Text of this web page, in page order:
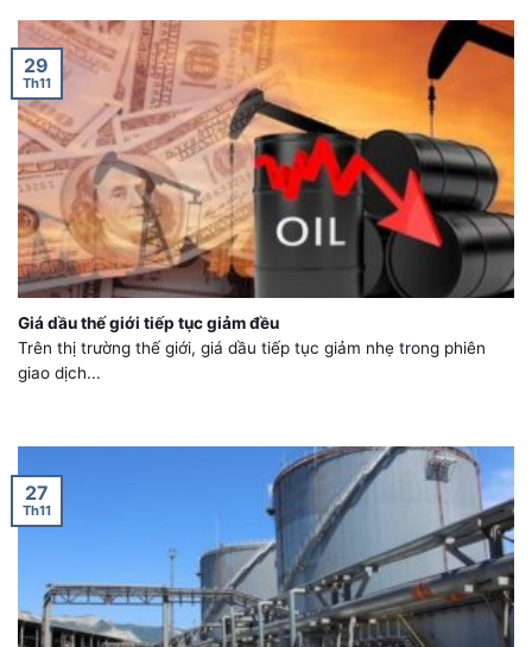
Giá dầu thế giới tiếp tục giảm đều
Trên thị trường thế giới, giá dầu tiếp tục giảm nhẹ trong phiên
giao dịch...
29
Th11
27
Th11